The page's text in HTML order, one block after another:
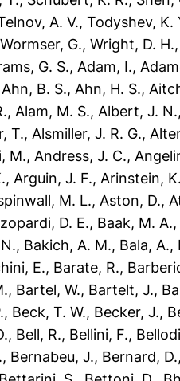
A. V., Todyshev, K.
Wormser, G., Wright, D. H.
G. S., Adam, I.,
Ahn, B. S., Ahn, H. S.,
, Alam, M. S., Albert, J. N.
T., Alsmiller, J. R. G.,
M., Andress, J. C.,
, Arguin, J. F., Arinstein,
M. L., Aston, D.,
D. E., Baak, M. A.,
, Bakich, A. M., Bala, A.,
E., Barate, R.,
, Bartel, W., Bartelt, J.,
, Beck, T. W., Becker, J.,
, Bell, R., Bellini, F.,
, Bernabeu, J., Bernard, D.